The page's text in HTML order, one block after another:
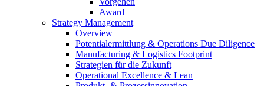
Award
Strategy Management
Overview
Potentialermittlung & Operations Due Diligence
Manufacturing & Logistics Footprint
Strategien für die Zukunft
Operational Excellence & Lean